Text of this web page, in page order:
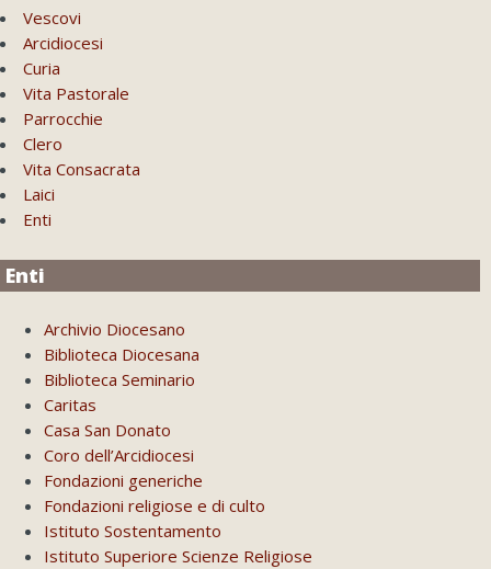
Vescovi
Arcidiocesi
Curia
Vita Pastorale
Parrocchie
Clero
Vita Consacrata
Laici
Enti
Enti
Archivio Diocesano
Biblioteca Diocesana
Biblioteca Seminario
Caritas
Casa San Donato
Coro dell’Arcidiocesi
Fondazioni generiche
Fondazioni religiose e di culto
Istituto Sostentamento
Istituto Superiore Scienze Religiose